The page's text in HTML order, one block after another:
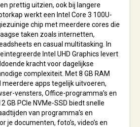
prettig uitzien, ook bij langere
werkt een Intel Core 3 100U-
chip met meerdere cores die
taken zoals internetten,
en casual multitasking. In
Intel UHD Graphics levert
kracht voor dagelijkse
complexiteit. Met 8 GB RAM
meerdere apps tegelijk uitvoeren,
vensters, Office-programma’s en
GB PCIe NVMe-SSD biedt snelle
van programma’s en
je documenten, foto’s, video’s en